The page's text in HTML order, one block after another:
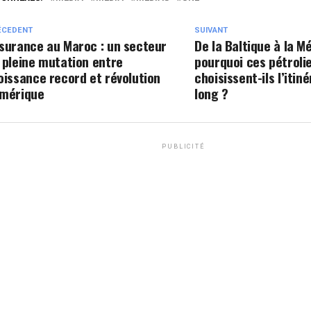
SUIVANT
De la Baltique à la
pourquoi ces
choisissent-ils
long ?
au Maroc : un secteur
mutation entre
record et révolution
PUBLICITÉ